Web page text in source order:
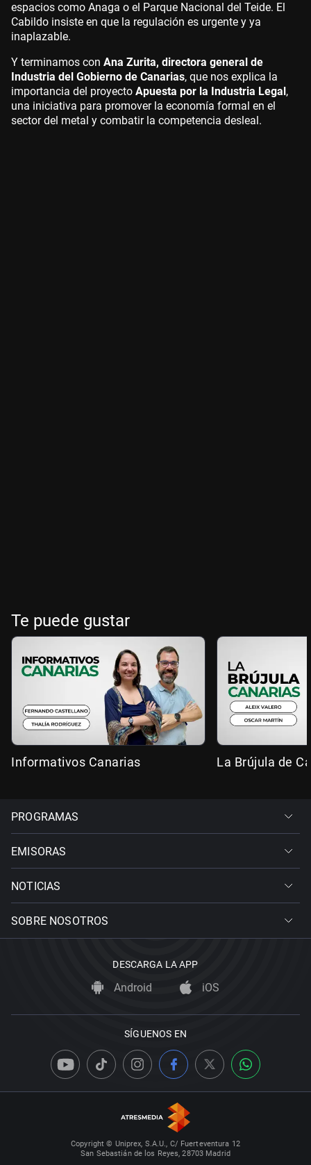
espacios como Anaga o el Parque Nacional del Teide. El
Cabildo insiste en que la regulación es urgente y ya
inaplazable.
Y terminamos con Ana Zurita, directora general de
Industria del Gobierno de Canarias, que nos explica la
importancia del proyecto Apuesta por la Industria Legal,
una iniciativa para promover la economía formal en el
sector del metal y combatir la competencia desleal.
Te puede gustar
Informativos Canarias La Brújula de
PROGRAMAS
EMISORAS
NOTICIAS
SOBRE NOSOTROS
DESCARGA LA APP
Android iOS
SÍGUENOS EN
Copyright © Uniprex, S.A.U., C/ Fuerteventura 12
San Sebastián de los Reyes, 28703 Madrid